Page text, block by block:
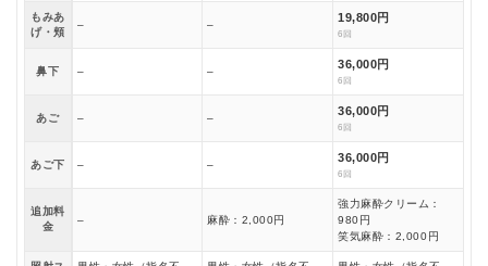
もみあ
げ・頬
– –
19,800円
6回
鼻下 – –
36,000円
6回
あご – –
36,000円
6回
あご下 – –
36,000円
6回
追加料
金
– 麻酔：2,000円
強力麻酔クリーム：
980円
笑気麻酔：2,000円